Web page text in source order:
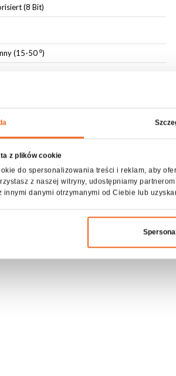
z plików cookie
do spersonalizowania treści i reklam, aby
z naszej witryny, udostępniamy
innymi danymi otrzymanymi od Ciebie lub
(8 Bit)
(15-50 ⁰)